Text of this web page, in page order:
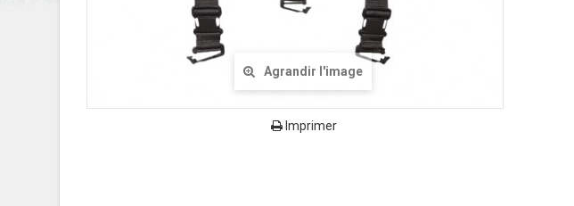
Agrandir l'image
Imprimer